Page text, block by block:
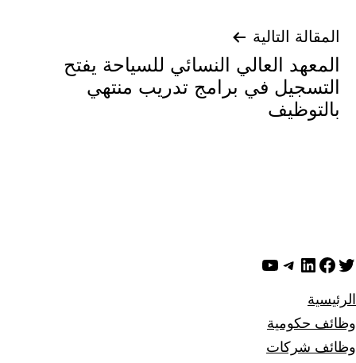
المقالة التالية
المعهد العالي النسائي للسياحة يفتح
التسجيل في برامج تدريب منتهي
بالتوظيف
تويترفيسبوك
لينكد إن تيليجرام
يوتيوب
الرئيسية
وظائف حكومية
وظائف شركات